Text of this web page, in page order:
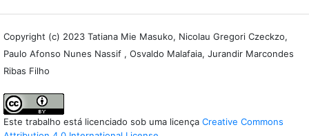
Copyright (c) 2023 Tatiana Mie Masuko, Nicolau Gregori Czeckzo,
Paulo Afonso Nunes Nassif , Osvaldo Malafaia, Jurandir Marcondes
Ribas Filho
Este trabalho está licenciado sob uma licença Creative Commons